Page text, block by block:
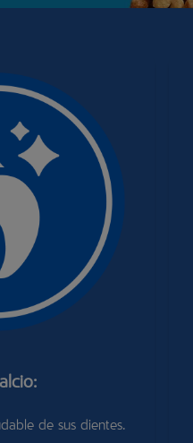
de sus dientes.